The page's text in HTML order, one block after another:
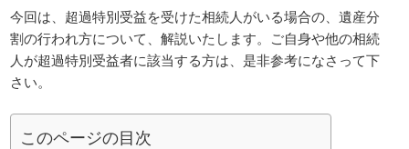
今回は、超過特別受益を受けた相続人がいる場合の、遺産分
割の行われ方について、解説いたします。ご自身や他の相続
人が超過特別受益者に該当する方は、是非参考になさって下
さい。
このページの目次